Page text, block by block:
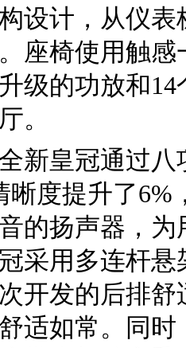
设计，从仪
座椅使用触
级的功放和
。
新皇冠通过
晰度提升了
的扬声器，为
采用多连杆
开发的后排
适如常。同